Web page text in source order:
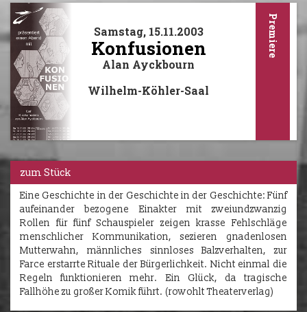
Samstag, 15.11.2003
Konfusionen
Alan Ayckbourn
Wilhelm-Köhler-Saal
Premiere
zum Stück
Eine Geschichte in der Geschichte in der Geschichte: Fünf
aufeinander bezogene Einakter mit zweiundzwanzig
Rollen für fünf Schauspieler zeigen krasse Fehlschläge
menschlicher Kommunikation, sezieren gnadenlosen
Mutterwahn, männliches sinnloses Balzverhalten, zur
Farce erstarrte Rituale der Bürgerlichkeit. Nicht einmal die
Regeln funktionieren mehr. Ein Glück, da tragische
Fallhöhe zu großer Komik führt. (rowohlt Theaterverlag)